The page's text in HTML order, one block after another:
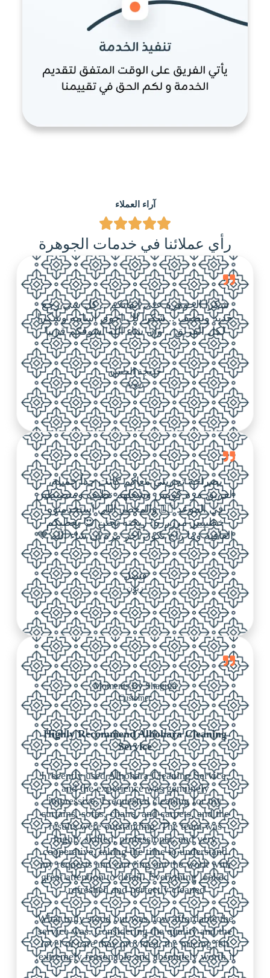
آراء العملاء
رأي عملائنا في خدمات الجوهرة
شكرا الجوهرة على اتقانكم .. كل شي رجع
جديد ونظيف .. شكرا لك اخوي اسامه وشكرا
لكل الفريق .. وان شاء الله اشوفكم قريبا
خديجة الحسن
زبونة
بصراحة تجربتي معاكم كانت جداً جميلة،
الفريق مره كويس وشغلهم نظيف ومنضبطين
في الموعد 👌🏼 والمعطر اللي استخدمتوه
خطيييير مرررره! ريحته تجنن 😍 يعطيكم
العافية وما راح تكون آخر مرة إن شاء الله 💙
فيصل
زبون
Moments By Shagufa
Customer
Highly Recommend Alhohara Cleaning
Service
I recently used Alhohara Cleaning Service,
and the experience was genuinely
impressive. I requested cleaning for my
curtains, sofas, chairs, and carpets, and the
results were outstanding. The team was
highly skilled, professional, and very
cooperative, taking the time to understand
my requests and carrying out the work with
great attention to detail. Everything looked
refreshed and perfectly cleaned.
What truly stood out was how affordable the
service was. Considering the quality and the
level of care they provided, the pricing felt
extremely reasonable and absolutely worth it.